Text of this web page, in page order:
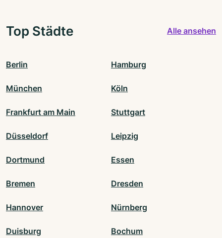
Top Städte Alle ansehen
Berlin Hamburg
München Köln
Frankfurt am Main Stuttgart
Düsseldorf Leipzig
Dortmund Essen
Bremen Dresden
Hannover Nürnberg
Duisburg Bochum